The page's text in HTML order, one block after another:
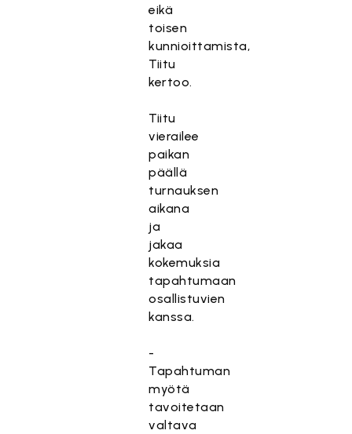
eikä
toisen
kunnioittamista,
Tiitu
kertoo.
Tiitu
vierailee
paikan
päällä
turnauksen
aikana
ja
jakaa
kokemuksia
tapahtumaan
osallistuvien
kanssa.
-
Tapahtuman
myötä
tavoitetaan
valtava